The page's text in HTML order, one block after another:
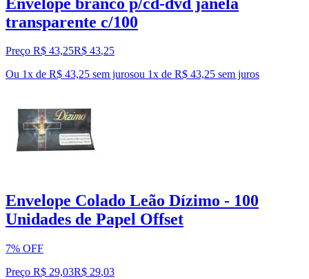
transparente c/100
Preço R$ 43,25R$ 43,25
Ou 1x de R$ 43,25 sem jurosou 1x de R$ 43,25 sem juros
Envelope Colado Leão Dízimo - 100
Unidades de Papel Offset
7% OFF
Preço R$ 29,03R$ 29,03